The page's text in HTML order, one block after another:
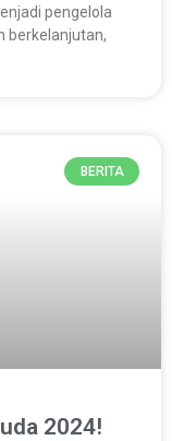
pengelola
berkelanjutan,
BERITA
2024!